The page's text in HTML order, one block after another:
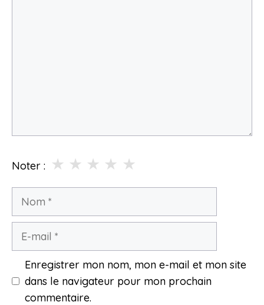
Noter : ★
★
★
★
★
Nom
Enregistrer mon nom, mon e-mail et mon site
dans le navigateur pour mon prochain
commentaire.